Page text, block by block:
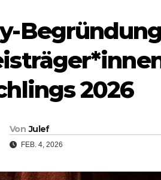
2026
Von Julef
FEB. 4, 2026